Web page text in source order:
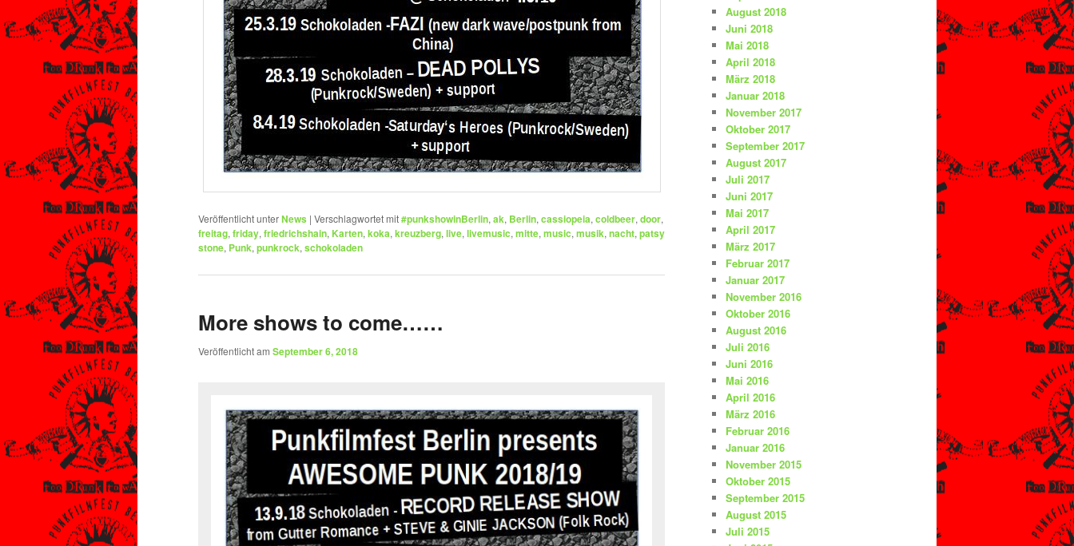
Veröffentlicht unterNews | Verschlagwortet mit#punkshowinBerlin, ak, Berlin, cassiopeia, coldbeer, door,
freitag, friday, friedrichshain, Karten, koka, kreuzberg, live, livemusic, mitte, music, musik, nacht, patsy
stone, Punk, punkrock, schokoladen
More shows to come……
Veröffentlicht am September 6, 2018
August 2018
Juni 2018
Mai 2018
April 2018
März 2018
Januar 2018
November 2017
Oktober 2017
September 2017
August 2017
Juli 2017
Juni 2017
Mai 2017
April 2017
März 2017
Februar 2017
Januar 2017
November 2016
Oktober 2016
August 2016
Juli 2016
Juni 2016
Mai 2016
April 2016
März 2016
Februar 2016
Januar 2016
November 2015
Oktober 2015
September 2015
August 2015
Juli 2015